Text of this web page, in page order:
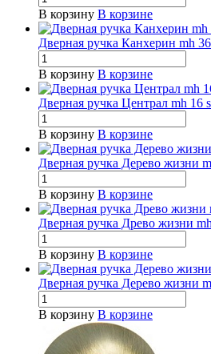
В корзину В корзине
Дверная ручка Канхерин mh
В корзину В корзине
Дверная ручка Централ mh 16
В корзину В корзине
Дверная ручка Дерево жизни
В корзину В корзине
Дверная ручка Древо жизни
В корзину В корзине
Дверная ручка Дерево жизни
В корзину В корзине